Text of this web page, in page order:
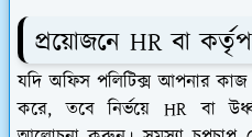
প্রয়োজনে HR বা
যদি অফিস পলিটিক্স আপনার কাজ
করে, তবে নির্ভয়ে HR বা